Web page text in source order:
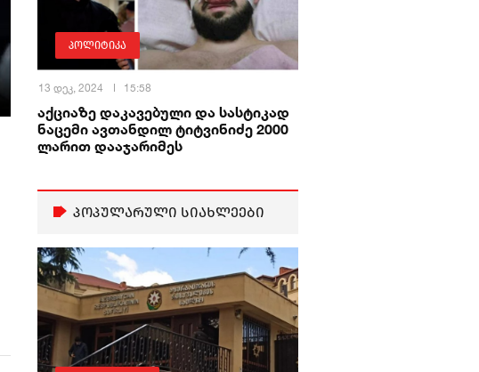
პოლიტიკა
13 დეკ, 2024 15:58
აქციაზე დაკავებული და სასტიკად
ნაცემი ავთანდილ ტიტვინიძე 2000
ლარით დააჯარიმეს
პოპულარული სიახლეები